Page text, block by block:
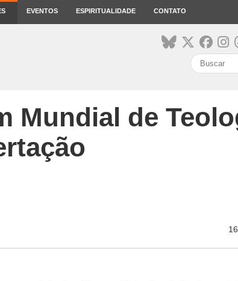
EVENTOS ESPIRITUALIDADE CONTATO
Mundial de